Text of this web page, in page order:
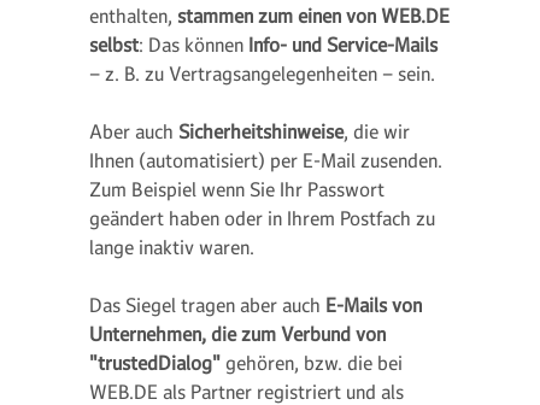
enthalten, stammen zum einen von WEB.DE
selbst: Das können Info- und Service-Mails
– z. B. zu Vertragsangelegenheiten – sein.
Aber auch Sicherheitshinweise, die wir
Ihnen (automatisiert) per E-Mail zusenden.
Zum Beispiel wenn Sie Ihr Passwort
geändert haben oder in Ihrem Postfach zu
lange inaktiv waren.
Das Siegel tragen aber auch E-Mails von
Unternehmen, die zum Verbund von
"trustedDialog" gehören, bzw. die bei
WEB.DE als Partner registriert und als